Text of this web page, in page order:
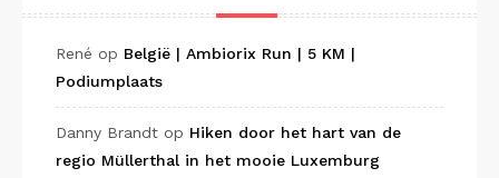
René op België | Ambiorix Run | 5 KM |
Podiumplaats
Danny Brandt op Hiken door het hart van de
regio Müllerthal in het mooie Luxemburg